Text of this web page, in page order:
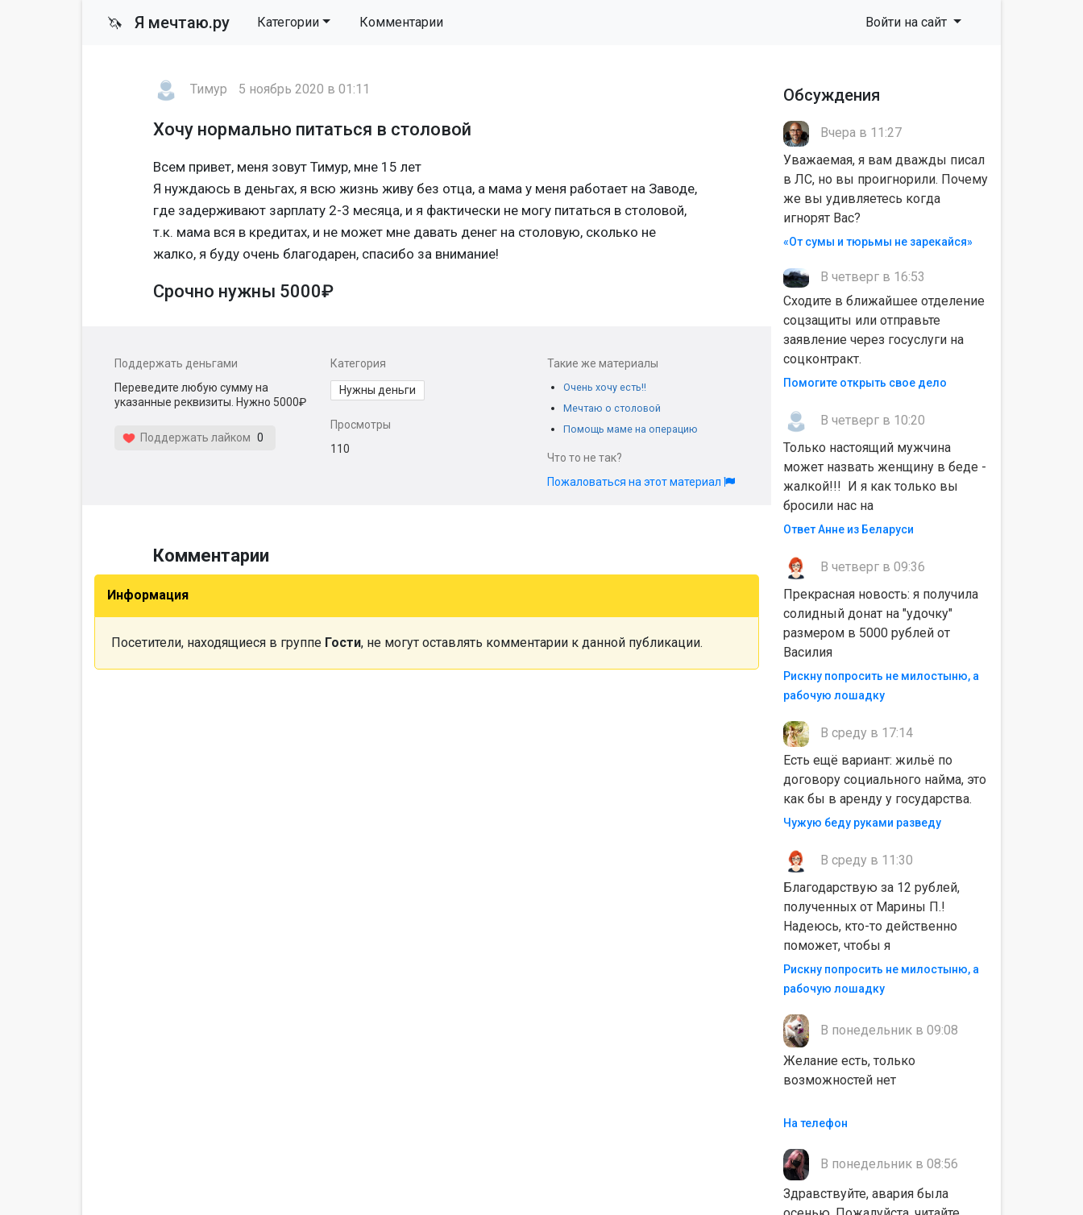
🦄 Я мечтаю.ру Категории Комментарии Войти на сайт
Тимур 5 ноябрь 2020 в 01:11
Хочу нормально питаться в столовой
Всем привет, меня зовут Тимур, мне 15 лет
Я нуждаюсь в деньгах, я всю жизнь живу без отца, а мама у меня работает на Заводе,
где задерживают зарплату 2-3 месяца, и я фактически не могу питаться в столовой,
т.к. мама вся в кредитах, и не может мне давать денег на столовую, сколько не
жалко, я буду очень благодарен, спасибо за внимание!
Срочно нужны 5000₽
Поддержать деньгами
Переведите любую сумму на
указанные реквизиты. Нужно 5000₽
Поддержать лайком 0
Категория
Нужны деньги
Просмотры
110
Такие же материалы
Очень хочу есть!!
Мечтаю о столовой
Помощь маме на операцию
Что то не так?
Пожаловаться на этот материал
Комментарии
Информация
Посетители, находящиеся в группе Гости, не могут оставлять комментарии к данной публикации.
Обсуждения
Вчера в 11:27
Уважаемая, я вам дважды писал
в ЛС, но вы проигнорили. Почему
же вы удивляетесь когда
игнорят Вас?
«От сумы и тюрьмы не зарекайся»
В четверг в 16:53
Сходите в ближайшее отделение
соцзащиты или отправьте
заявление через госуслуги на
соцконтракт.
Помогите открыть свое дело
В четверг в 10:20
Только настоящий мужчина
может назвать женщину в беде -
жалкой!!! И я как только вы
бросили нас на
Ответ Анне из Беларуси
В четверг в 09:36
Прекрасная новость: я получила
солидный донат на "удочку"
размером в 5000 рублей от
Василия
Рискну попросить не милостыню, а
рабочую лошадку
В среду в 17:14
Есть ещё вариант: жильё по
договору социального найма, это
как бы в аренду у государства.
Чужую беду руками разведу
В среду в 11:30
Благодарствую за 12 рублей,
полученных от Марины П.!
Надеюсь, кто-то действенно
поможет, чтобы я
Рискну попросить не милостыню, а
рабочую лошадку
В понедельник в 09:08
Желание есть, только
возможностей нет
На телефон
В понедельник в 08:56
Здравствуйте, авария была